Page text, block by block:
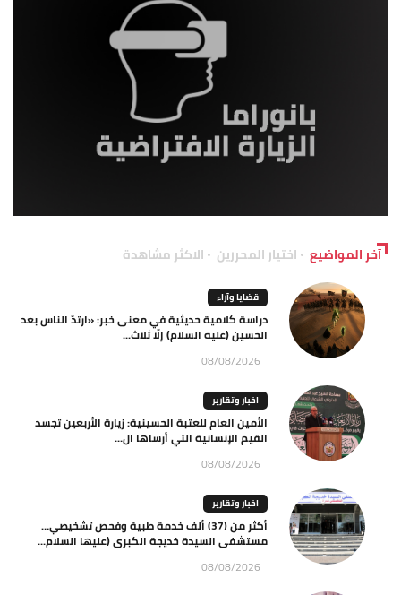
آخر المواضيع اختيار المحررين الاكثر مشاهدة
قضايا وآراء
دراسة كلامية حديثية في معنى خبر: «ارتدّ الناس بعد
الحسين (عليه السلام) إلّا ثلاث...
08/08/2026
اخبار وتقارير
الأمين العام للعتبة الحسينية: زيارة الأربعين تجسد
القيم الإنسانية التي أرساها ال...
08/08/2026
اخبار وتقارير
أكثر من (37) ألف خدمة طبية وفحص تشخيصي…
مستشفى السيدة خديجة الكبرى (عليها السلام...
08/08/2026